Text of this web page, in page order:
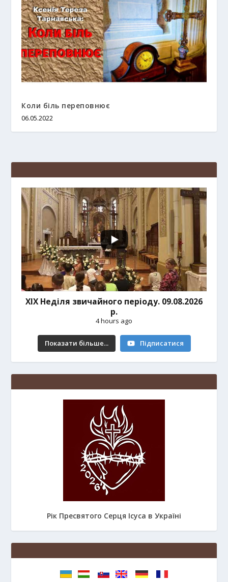
Коли біль переповнює
06.05.2022
ХІХ Неділя звичайного періоду. 09.08.2026
р.
4 hours ago
Показати більше... Підписатися
Рік Пресвятого Серця Ісуса в Україні